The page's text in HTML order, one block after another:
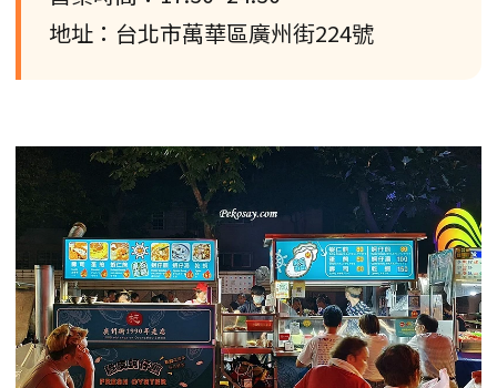
地址：台北市萬華區廣州街224號